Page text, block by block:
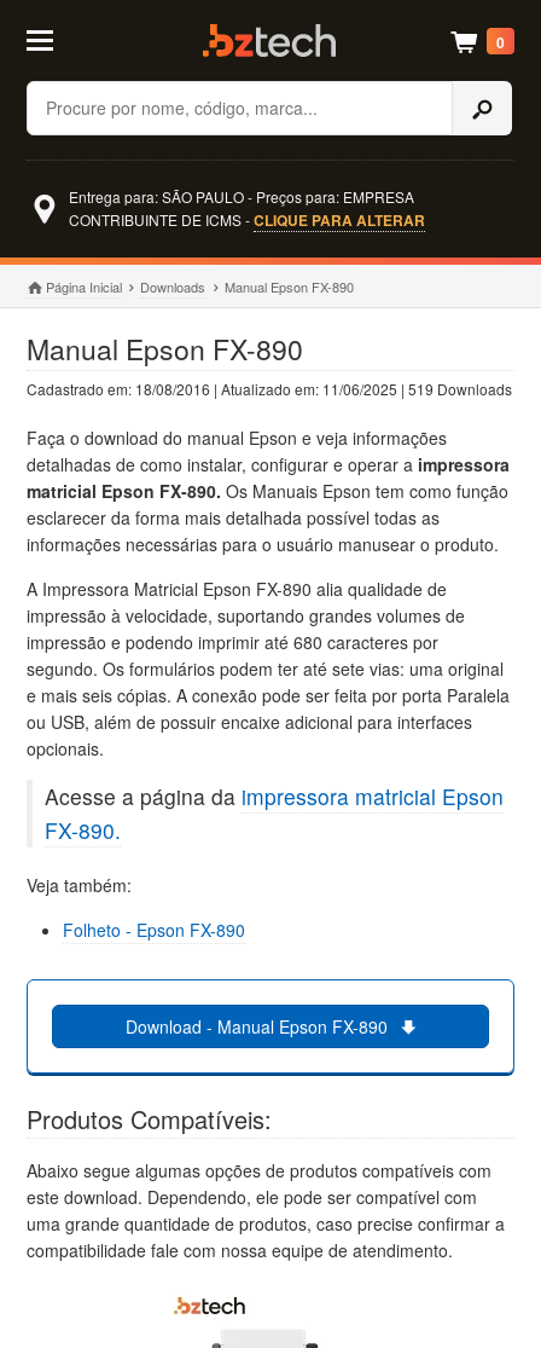
Buscar
0
Entrega para: SÃO PAULO - Preços para: EMPRESA
CONTRIBUINTE DE ICMS -CLIQUE PARA ALTERAR
Página Inicial Downloads Manual Epson FX-890
Manual Epson FX-890
Cadastrado em: 18/08/2016 | Atualizado em: 11/06/2025 | 519 Downloads
Faça o download do manual Epson e veja informações
detalhadas de como instalar, configurar e operar a impressora
matricial Epson FX-890.Os Manuais Epson tem como função
esclarecer da forma mais detalhada possível todas as
informações necessárias para o usuário manusear o produto.
A Impressora Matricial Epson FX-890 alia qualidade de
impressão à velocidade, suportando grandes volumes de
impressão e podendo imprimir até 680 caracteres por
segundo. Os formulários podem ter até sete vias: uma original
e mais seis cópias. A conexão pode ser feita por porta Paralela
ou USB, além de possuir encaixe adicional para interfaces
opcionais.
Acesse a página da impressora matricial Epson
FX-890.
Veja também:
Folheto - Epson FX-890
Download - Manual Epson FX-890
Produtos Compatíveis:
Abaixo segue algumas opções de produtos compatíveis com
este download. Dependendo, ele pode ser compatível com
uma grande quantidade de produtos, caso precise confirmar a
compatibilidade fale com nossa equipe de atendimento.